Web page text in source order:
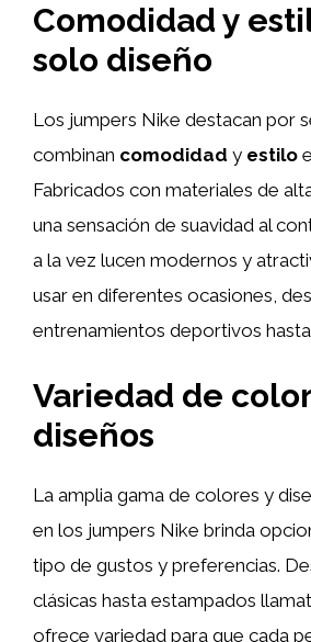
Comodidad y
solo diseño
Los jumpers Nike destacan por
combinan comodidad y estilo
Fabricados con materiales de
una sensación de suavidad al
a la vez lucen modernos y
usar en diferentes ocasiones,
entrenamientos deportivos
Variedad de
diseños
La amplia gama de colores y
en los jumpers Nike brinda
tipo de gustos y preferencias.
clásicas hasta estampados
ofrece variedad para que cada